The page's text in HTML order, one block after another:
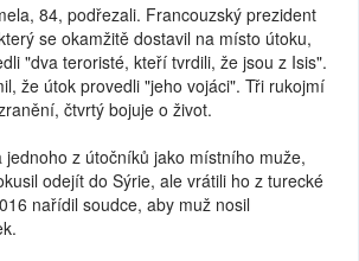
84, podřezali. Francouzský prezident
se okamžitě dostavil na místo útoku,
"dva teroristé, kteří tvrdili, že jsou z Isis".
že útok provedli "jeho vojáci". Tři rukojmí
čtvrtý bojuje o život.
jednoho z útočníků jako místního muže,
odejít do Sýrie, ale vrátili ho z turecké
nařídil soudce, aby muž nosil